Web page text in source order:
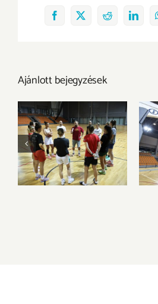
Facebook
X Reddit
Ajánlott bejegyzések
Megkezdtük a
felkészülést az új
idényre